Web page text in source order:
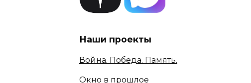
Наши проекты
Война. Победа. Память.
Окно в прошлое